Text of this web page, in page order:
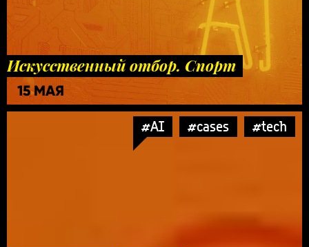
Искусственный отбор. Спорт
15 МАЯ
#AI #cases #tech